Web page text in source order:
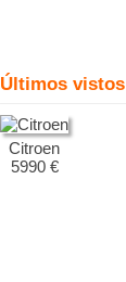
Últimos vistos
Citroen
5990 €